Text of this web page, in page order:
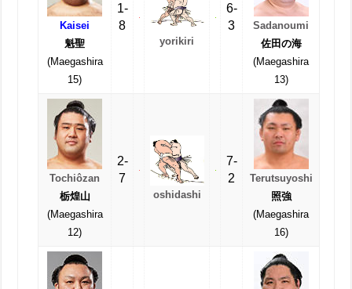
Kaisei
魁聖
(Maegashira
15)
1-
8
yorikiri
6-
3
Sadanoumi
佐田の海
(Maegashira
13)
Tochiôzan
栃煌山
(Maegashira
12)
2-
7
oshidashi
7-
2
Terutsuyoshi
照強
(Maegashira
16)